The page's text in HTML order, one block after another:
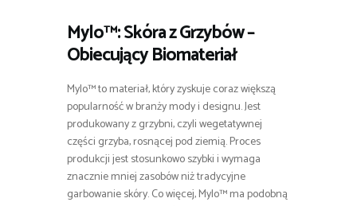
Mylo™: Skóra z Grzybów –
Obiecujący Biomateriał
Mylo™ to materiał, który zyskuje coraz większą
popularność w branży mody i designu. Jest
produkowany z grzybni, czyli wegetatywnej
części grzyba, rosnącej pod ziemią. Proces
produkcji jest stosunkowo szybki i wymaga
znacznie mniej zasobów niż tradycyjne
garbowanie skóry. Co więcej, Mylo™ ma podobną